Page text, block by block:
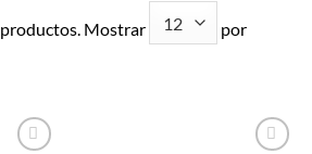
productos. Mostrar por